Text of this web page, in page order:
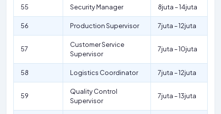
55 Security Manager 8juta – 14juta
56 Production Supervisor 7juta – 12juta
57
Customer Service
Supervisor
7juta – 10juta
58 Logistics Coordinator 7juta – 12juta
59
Quality Control
Supervisor
7juta – 13juta